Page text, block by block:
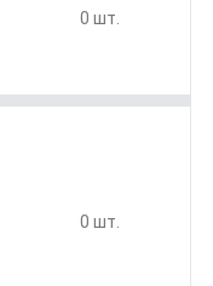
0 шт.
0 шт.